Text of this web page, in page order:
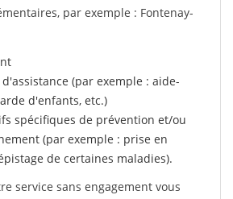
par exemple : Fontenay-
(par exemple : aide-
d'enfants, etc.)
spécifiques de prévention et/ou
(par exemple : prise en
de certaines maladies).
service sans engagement vous